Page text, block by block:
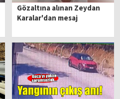
Gözaltına alınan Zeydan
Karalar'dan mesaj